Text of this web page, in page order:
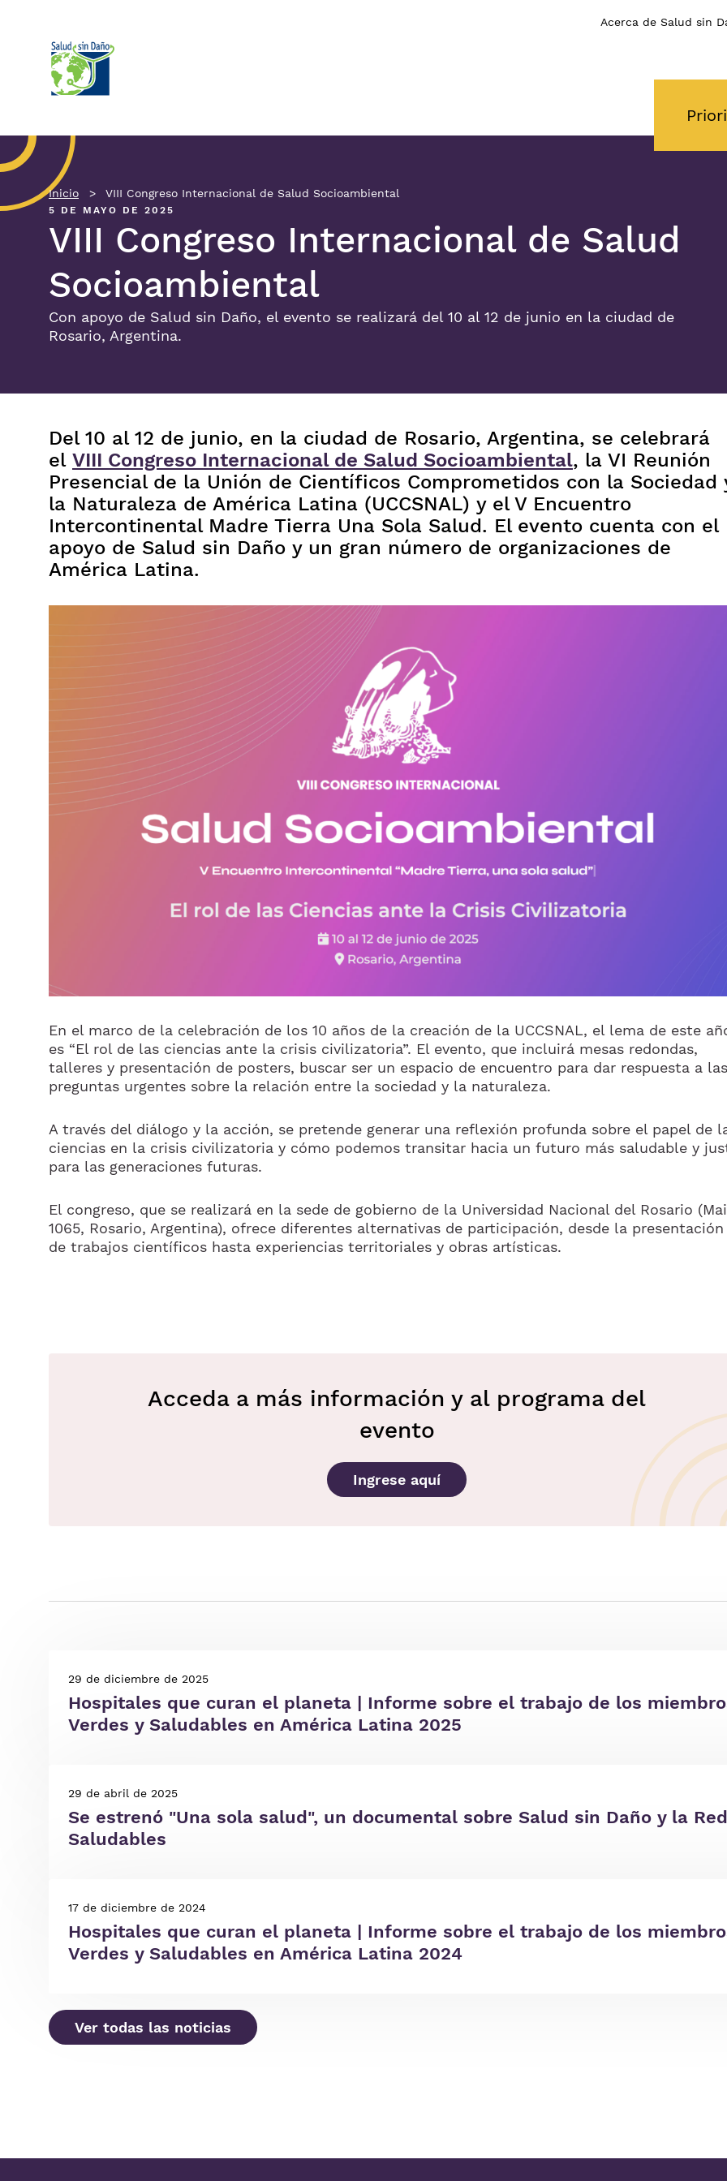
Acerca de Salud sin
Inicio VIII Congreso Internacional de Salud Socioambiental
5 DE MAYO DE 2025
VIII Congreso Internacional de Salud
Socioambiental
Con apoyo de Salud sin Daño, el evento se realizará del 10 al 12 de junio en la ciudad de
Rosario, Argentina.
Del 10 al 12 de junio, en la ciudad de Rosario, Argentina, se celebrará
el VIII Congreso Internacional de Salud Socioambiental, la VI Reunión
Presencial de la Unión de Científicos Comprometidos con la Sociedad
la Naturaleza de América Latina (UCCSNAL) y el V Encuentro
Intercontinental Madre Tierra Una Sola Salud. El evento cuenta con el
apoyo de Salud sin Daño y un gran número de organizaciones de
América Latina.
En el marco de la celebración de los 10 años de la creación de la UCCSNAL, el lema de este
es “El rol de las ciencias ante la crisis civilizatoria”. El evento, que incluirá mesas redondas,
talleres y presentación de posters, buscar ser un espacio de encuentro para dar respuesta a las
preguntas urgentes sobre la relación entre la sociedad y la naturaleza.
A través del diálogo y la acción, se pretende generar una reflexión profunda sobre el papel de
ciencias en la crisis civilizatoria y cómo podemos transitar hacia un futuro más saludable y
para las generaciones futuras.
El congreso, que se realizará en la sede de gobierno de la Universidad Nacional del Rosario
1065, Rosario, Argentina), ofrece diferentes alternativas de participación, desde la presentación
de trabajos científicos hasta experiencias territoriales y obras artísticas.
Acceda a más información y al programa del
evento
Ingrese aquí
29 de diciembre de 2025
Hospitales que curan el planeta | Informe sobre el trabajo de los
Verdes y Saludables en América Latina 2025
29 de abril de 2025
Se estrenó "Una sola salud", un documental sobre Salud sin Daño y la
Saludables
17 de diciembre de 2024
Hospitales que curan el planeta | Informe sobre el trabajo de los
Verdes y Saludables en América Latina 2024
Ver todas las noticias